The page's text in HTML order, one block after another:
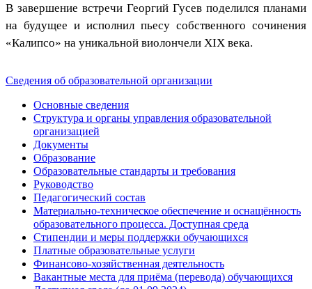
В завершение встречи Георгий Гусев поделился планами
на будущее и исполнил пьесу собственного сочинения
«Калипсо» на уникальной виолончели XIX века.
Сведения об образовательной организации
Основные сведения
Структура и органы управления образовательной
организацией
Документы
Образование
Образовательные стандарты и требования
Руководство
Педагогический состав
Материально-техническое обеспечение и оснащённость
образовательного процесса. Доступная среда
Стипендии и меры поддержки обучающихся
Платные образовательные услуги
Финансово-хозяйственная деятельность
Вакантные места для приёма (перевода) обучающихся